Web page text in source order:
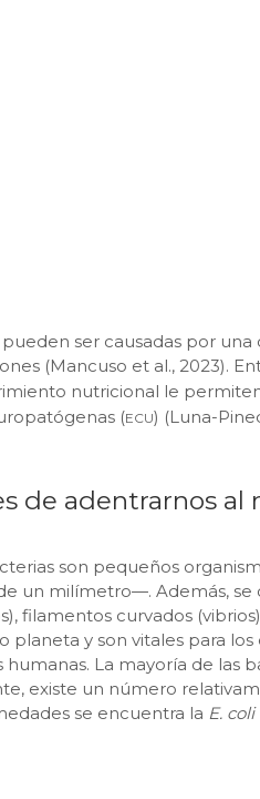
pueden ser causadas por
(Mancuso et al., 2023).
nutricional le permiten
(ecu) (Luna-
de adentrarnos al
son pequeños
un milímetro—. Además, se
filamentos curvados
planeta y son vitales para
humanas. La mayoría de las
existe un número
se encuentra la E. coli